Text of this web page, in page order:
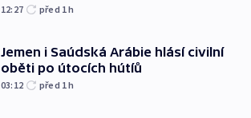
12:27 před 1h
Jemen i Saúdská Arábie hlásí civilní
oběti po útocích hútíů
03:12 před 1h